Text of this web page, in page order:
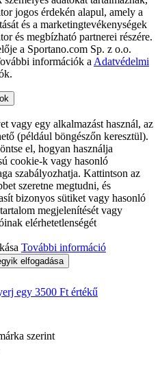
jogos érdekén alapul, amely a
és a marketingtevékenységek
és megbízható partnerei részére.
a Sportano.com Sp. z o.o.
információk a Adatvédelmi
vagy egy alkalmazást használ, az
(például böngészőn keresztül).
el, hogyan használja
cookie-k vagy hasonló
szabályozhatja. Kattintson az
szeretne megtudni, és
bizonyos sütiket vagy hasonló
megjelenítését vagy
elérhetetlenségét
További információ
elfogadása
egy 3500 Ft értékű
szerint